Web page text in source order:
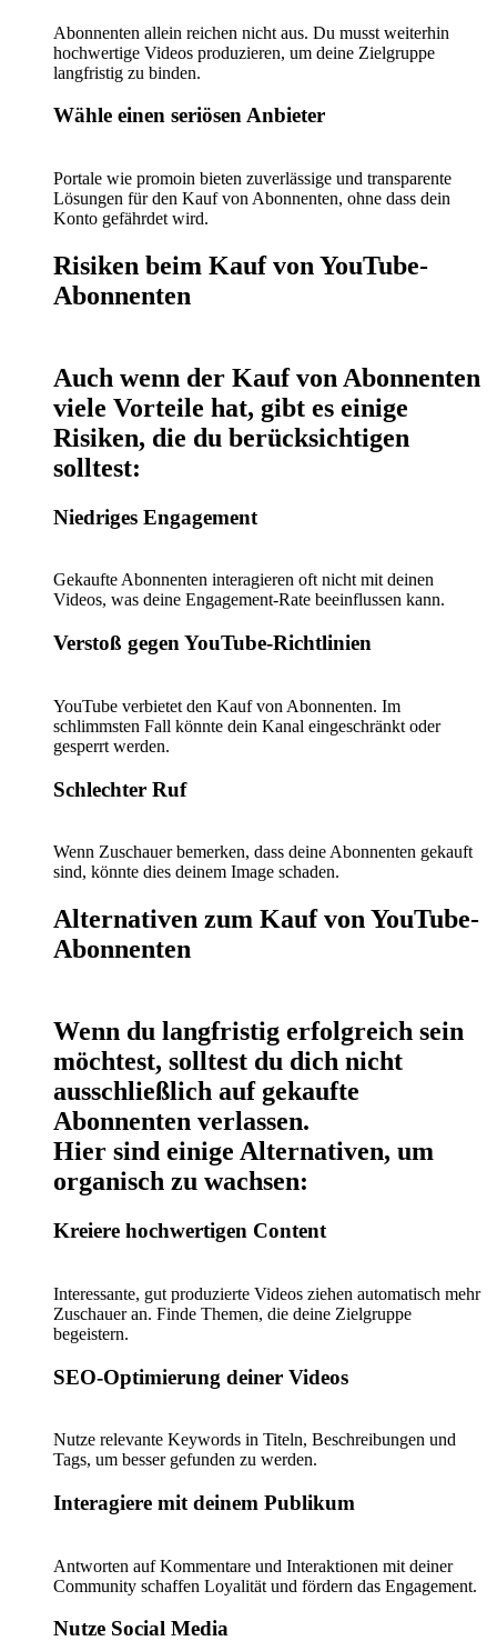
Abonnenten allein reichen nicht aus. Du musst weiterhin
hochwertige Videos produzieren, um deine Zielgruppe
langfristig zu binden.
Wähle einen seriösen Anbieter
Portale wie promoin bieten zuverlässige und transparente
Lösungen für den Kauf von Abonnenten, ohne dass dein
Konto gefährdet wird.
Risiken beim Kauf von YouTube-
Abonnenten
Auch wenn der Kauf von Abonnenten
viele Vorteile hat, gibt es einige
Risiken, die du berücksichtigen
solltest:
Niedriges Engagement
Gekaufte Abonnenten interagieren oft nicht mit deinen
Videos, was deine Engagement-Rate beeinflussen kann.
Verstoß gegen YouTube-Richtlinien
YouTube verbietet den Kauf von Abonnenten. Im
schlimmsten Fall könnte dein Kanal eingeschränkt oder
gesperrt werden.
Schlechter Ruf
Wenn Zuschauer bemerken, dass deine Abonnenten gekauft
sind, könnte dies deinem Image schaden.
Alternativen zum Kauf von YouTube-
Abonnenten
Wenn du langfristig erfolgreich sein
möchtest, solltest du dich nicht
ausschließlich auf gekaufte
Abonnenten verlassen.
Hier sind einige Alternativen, um
organisch zu wachsen:
Kreiere hochwertigen Content
Interessante, gut produzierte Videos ziehen automatisch mehr
Zuschauer an. Finde Themen, die deine Zielgruppe
begeistern.
SEO-Optimierung deiner Videos
Nutze relevante Keywords in Titeln, Beschreibungen und
Tags, um besser gefunden zu werden.
Interagiere mit deinem Publikum
Antworten auf Kommentare und Interaktionen mit deiner
Community schaffen Loyalität und fördern das Engagement.
Nutze Social Media